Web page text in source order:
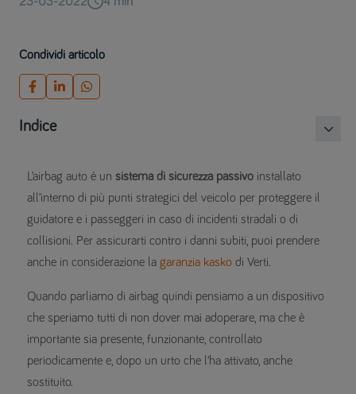
Condividi articolo
Indice
L’airbag auto è un sistema di sicurezza passivo installato
all’interno di più punti strategici del veicolo per proteggere il
guidatore e i passeggeri in caso di incidenti stradali o di
collisioni. Per assicurarti contro i danni subiti, puoi prendere
anche in considerazione la garanzia kasko di Verti.
Quando parliamo di airbag quindi pensiamo a un dispositivo
che speriamo tutti di non dover mai adoperare, ma che è
importante sia presente, funzionante, controllato
periodicamente e, dopo un urto che l’ha attivato, anche
sostituito.